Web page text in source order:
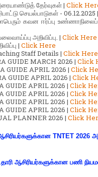
தேர்வுகள் | Click
செயல்பாடுகள் - 06.12.2025 |
கவன ஈர்ப்பு
அறிவிப்பு. | Click Here
| Click Here
Staff Details | Click Here
GUIDE MARCH 2026 | Click
GUIDE APRIL 2026 | Click
GUIDE APRIL 2026 | Click
GUIDE APRIL 2026 | Click
GUIDE APRIL 2026 | Click
GUIDE APRIL 2026 | Click
GUIDE APRIL 2026 | Click
PLANNER 2026 | Click
TNTET 2026
ஆசிரியர்களுக்கான பணி